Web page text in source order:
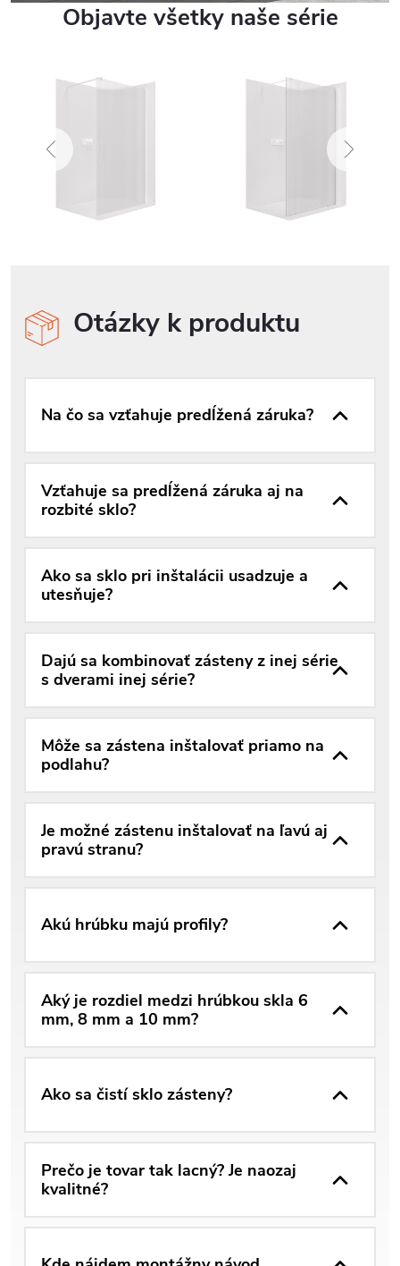
Objavte všetky naše série
Otázky k produktu
Na čo sa vzťahuje predĺžená záruka?
Vzťahuje sa predĺžená záruka aj na
rozbité sklo?
Ako sa sklo pri inštalácii usadzuje a
utesňuje?
Dajú sa kombinovať zásteny z inej série
s dverami inej série?
Môže sa zástena inštalovať priamo na
podlahu?
Je možné zástenu inštalovať na ľavú aj
pravú stranu?
Akú hrúbku majú profily?
Aký je rozdiel medzi hrúbkou skla 6
mm, 8 mm a 10 mm?
Ako sa čistí sklo zásteny?
Prečo je tovar tak lacný? Je naozaj
kvalitné?